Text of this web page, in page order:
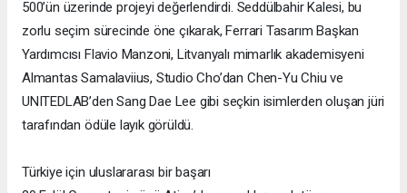
500’ün üzerinde projeyi değerlendirdi. Seddülbahir Kalesi, bu
zorlu seçim sürecinde öne çıkarak, Ferrari Tasarım Başkan
Yardımcısı Flavio Manzoni, Litvanyalı mimarlık akademisyeni
Almantas Samalaviius, Studio Cho’dan Chen-Yu Chiu ve
UNITEDLAB’den Sang Dae Lee gibi seçkin isimlerden oluşan jüri
tarafından ödüle layık görüldü.
Türkiye için uluslararası bir başarı